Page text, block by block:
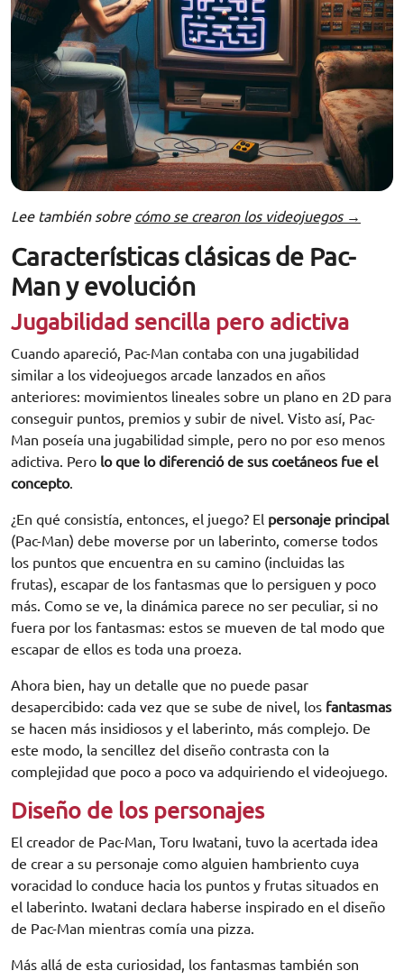
Lee también sobre cómo se crearon los videojuegos →
Características clásicas de Pac-
Man y evolución
Jugabilidad sencilla pero adictiva
Cuando apareció, Pac-Man contaba con una jugabilidad
similar a los videojuegos arcade lanzados en años
anteriores: movimientos lineales sobre un plano en 2D para
conseguir puntos, premios y subir de nivel. Visto así, Pac-
Man poseía una jugabilidad simple, pero no por eso menos
adictiva. Pero lo que lo diferenció de sus coetáneos fue el
concepto.
¿En qué consistía, entonces, el juego? El personaje principal
(Pac-Man) debe moverse por un laberinto, comerse todos
los puntos que encuentra en su camino (incluidas las
frutas), escapar de los fantasmas que lo persiguen y poco
más. Como se ve, la dinámica parece no ser peculiar, si no
fuera por los fantasmas: estos se mueven de tal modo que
escapar de ellos es toda una proeza.
Ahora bien, hay un detalle que no puede pasar
desapercibido: cada vez que se sube de nivel, los fantasmas
se hacen más insidiosos y el laberinto, más complejo. De
este modo, la sencillez del diseño contrasta con la
complejidad que poco a poco va adquiriendo el videojuego.
Diseño de los personajes
El creador de Pac-Man, Toru Iwatani, tuvo la acertada idea
de crear a su personaje como alguien hambriento cuya
voracidad lo conduce hacia los puntos y frutas situados en
el laberinto. Iwatani declara haberse inspirado en el diseño
de Pac-Man mientras comía una pizza.
Más allá de esta curiosidad, los fantasmas también son